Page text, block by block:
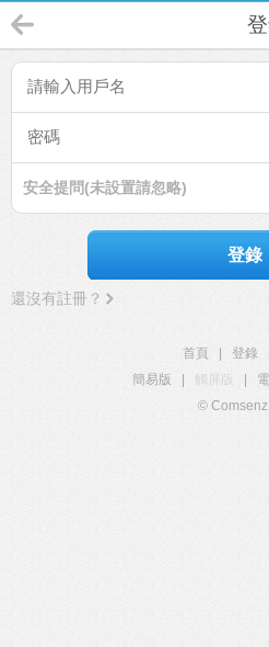
安全提問(未設置請忽略)
登錄
還沒有註冊？
首頁 登錄
簡易版
觸屏版
© Comsenz